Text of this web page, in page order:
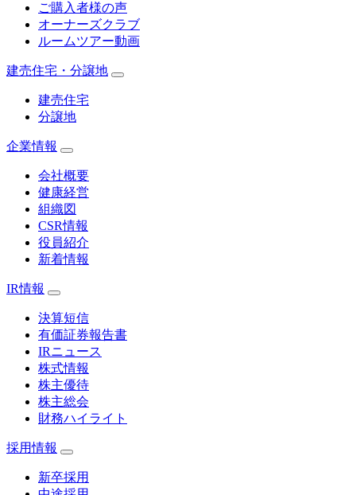
ご購入者様の声
オーナーズクラブ
ルームツアー動画
建売住宅・分譲地
建売住宅
分譲地
企業情報
会社概要
健康経営
組織図
CSR情報
役員紹介
新着情報
IR情報
決算短信
有価証券報告書
IRニュース
株式情報
株主優待
株主総会
財務ハイライト
採用情報
新卒採用